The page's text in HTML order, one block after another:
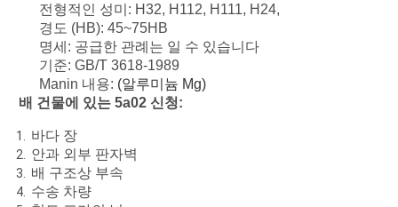
표
를
요
전형적인 성미: H32, H112, H111, H24,
경도 (HB): 45~75HB
명세: 공급한 관례는 일 수 있습니다
기준: GB/T 3618-1989
Manin 내용: (알루미늄 Mg)
배 건물에 있는 5a02 신청:
1. 바다 장
2. 안과 외부 판자벽
3. 배 구조상 부속
4. 수송 차량